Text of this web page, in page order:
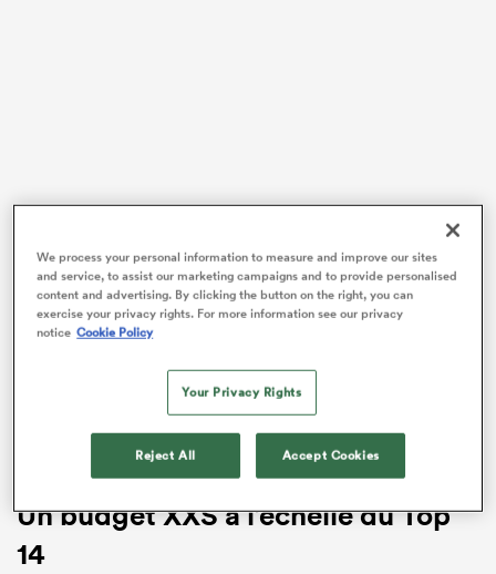
Au printemps, les Montalbanais avaient surpris la
France du rugby. Sixièmes de la saison régulière de Pro
trois premiers du championnat, pour décrocher une
montée improbable un an après avoir sauvé leur peau
en deuxième division lors d’un barrage contre
Un budget XXS à l’échelle du Top
14
We process your personal information to measure and improve our sites
and service, to assist our marketing campaigns and to provide personalised
content and advertising. By clicking the button on the right, you can
exercise your privacy rights. For more information see our privacy
notice Cookie Policy
Your Privacy Rights
Reject All Accept Cookies